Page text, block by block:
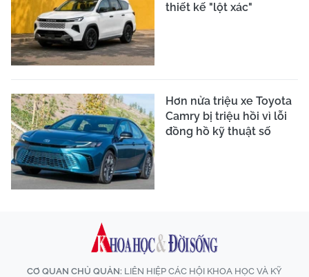
thiết kế "lột xác"
Hơn nửa triệu xe Toyota
Camry bị triệu hồi vì lỗi
đồng hồ kỹ thuật số
CƠ QUAN CHỦ QUẢN: LIÊN HIỆP CÁC HỘI KHOA HỌC VÀ KỸ